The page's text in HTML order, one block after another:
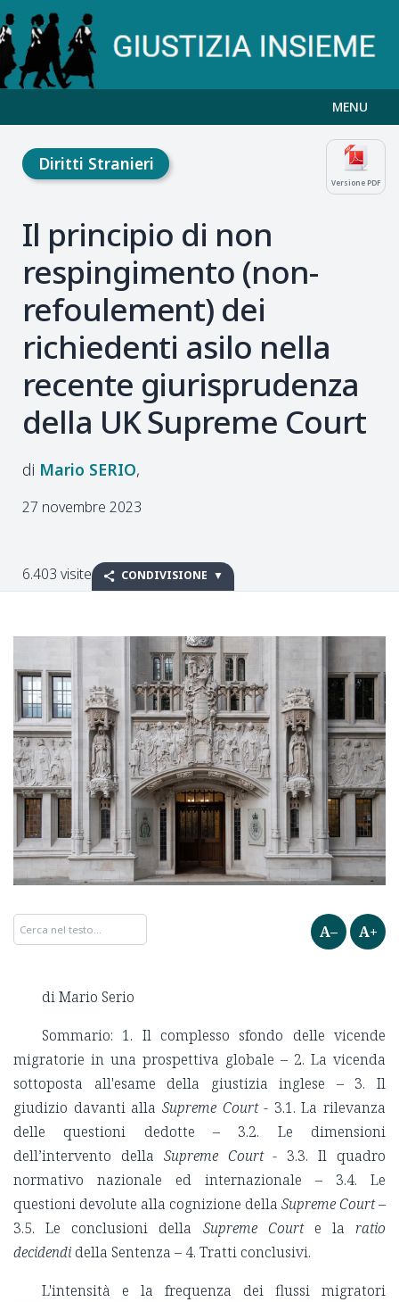
MENU
Versione PDF
Diritti Stranieri
Il principio di non
respingimento (non-
refoulement) dei
richiedenti asilo nella
recente giurisprudenza
della UK Supreme Court
Mario SERIO
27 novembre 2023
6.403 visite CONDIVISIONE
A– A+
di Mario Serio
Sommario: 1. Il complesso sfondo delle vicende
migratorie in una prospettiva globale – 2. La vicenda
sottoposta all'esame della giustizia inglese – 3. Il
giudizio davanti alla Supreme Court- 3.1. La rilevanza
delle questioni dedotte – 3.2. Le dimensioni
dell’intervento della Supreme Court- 3.3. Il quadro
normativo nazionale ed internazionale – 3.4. Le
questioni devolute alla cognizione della Supreme Court–
3.5. Le conclusioni della Supreme Courte la ratio
decidendi della Sentenza – 4. Tratti conclusivi.
L'intensità e la frequenza dei flussi migratori